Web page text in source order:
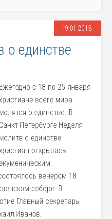
19.01.2018
о единстве
Ежегодно с 18 по 25 января
всего мира
молятся о единстве. В
Санкт-Петербурге Неделя
молитв о единстве
открылась
экуменическим
вечером 18
соборе. В
Главный секретарь
Иванов.